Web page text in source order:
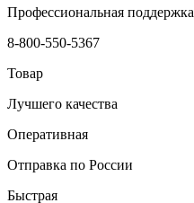
Профессиональная поддержка
8-800-550-5367
Товар
Лучшего качества
Оперативная
Отправка по России
Быстрая